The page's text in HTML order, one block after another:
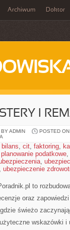
Archiwum Doktor
I
ADMIN POSTED
bilans, cit, faktoring,
planowanie podatkowe,
,
, ubezpieczenie
to
oraz
świeżo
wskazówki i